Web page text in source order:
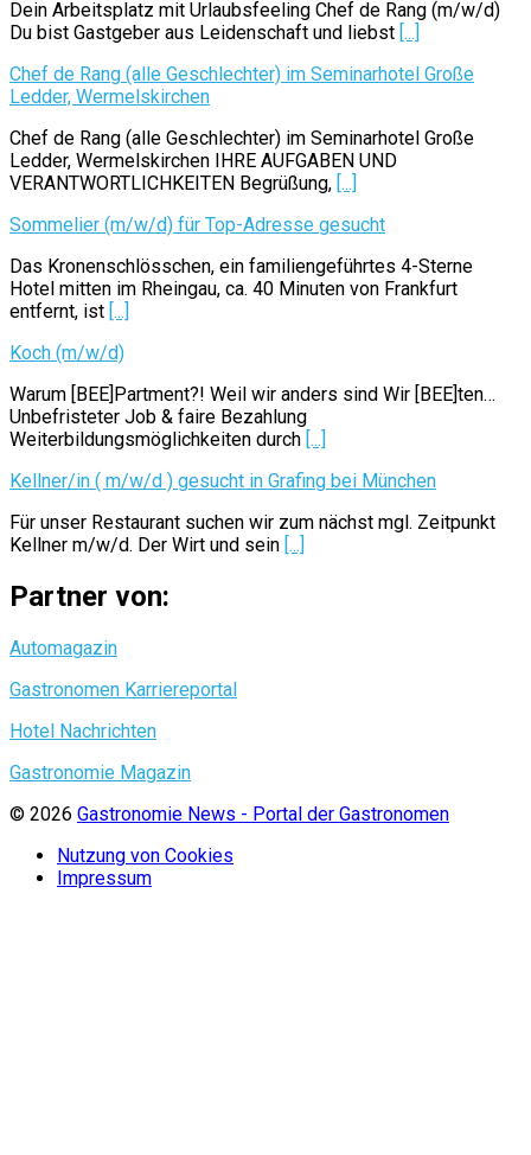
Dein Arbeitsplatz mit Urlaubsfeeling Chef de Rang (m/w/d)
Du bist Gastgeber aus Leidenschaft und liebst [...]
Chef de Rang (alle Geschlechter) im Seminarhotel Große
Ledder, Wermelskirchen
Chef de Rang (alle Geschlechter) im Seminarhotel Große
Ledder, Wermelskirchen IHRE AUFGABEN UND
VERANTWORTLICHKEITEN Begrüßung, [...]
Sommelier (m/w/d) für Top-Adresse gesucht
Das Kronenschlösschen, ein familiengeführtes 4-Sterne
Hotel mitten im Rheingau, ca. 40 Minuten von Frankfurt
entfernt, ist [...]
Koch (m/w/d)
Warum [BEE]Partment?! Weil wir anders sind Wir [BEE]ten…
Unbefristeter Job & faire Bezahlung
Weiterbildungsmöglichkeiten durch [...]
Kellner/in ( m/w/d ) gesucht in Grafing bei München
Für unser Restaurant suchen wir zum nächst mgl. Zeitpunkt
Kellner m/w/d. Der Wirt und sein [...]
Partner von:
Automagazin
Gastronomen Karriereportal
Hotel Nachrichten
Gastronomie Magazin
© 2026 Gastronomie News - Portal der Gastronomen
Nutzung von Cookies
Impressum